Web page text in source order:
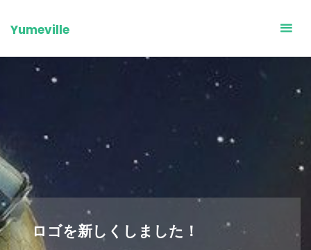
toYumeville
ロゴを新しくしました！